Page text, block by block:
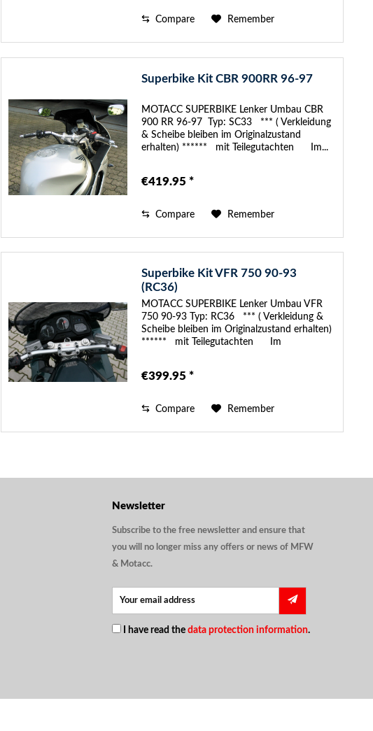
Compare Remember
Superbike Kit CBR 900RR 96-97
MOTACC SUPERBIKE Lenker Umbau CBR
900 RR 96-97 Typ: SC33 *** ( Verkleidung
& Scheibe bleiben im Originalzustand
erhalten) ****** mit Teilegutachten Im...
€419.95 *
Compare Remember
Superbike Kit VFR 750 90-93
(RC36)
MOTACC SUPERBIKE Lenker Umbau VFR
750 90-93 Typ: RC36 *** ( Verkleidung &
Scheibe bleiben im Originalzustand erhalten)
****** mit Teilegutachten Im
€399.95 *
Compare Remember
Newsletter
Subscribe to the free newsletter and ensure that
you will no longer miss any offers or news of MFW
& Motacc.
I have read the data protection information.